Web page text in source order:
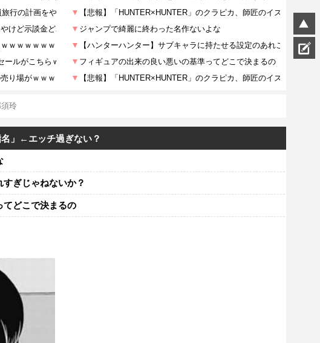
玲
名」←エッチ過ぎない？
ぎじゃねないか？
てどこで決まるの